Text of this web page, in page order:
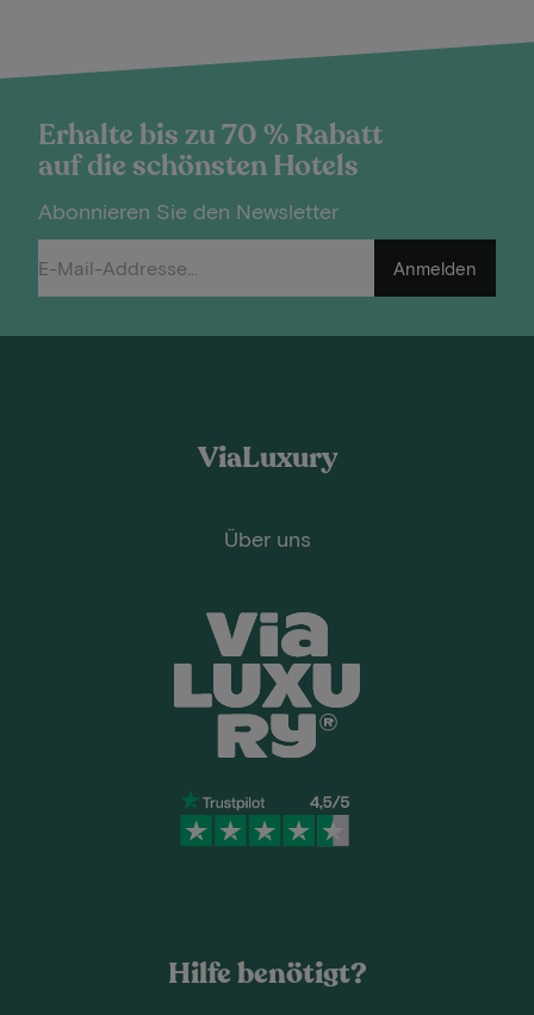
Erhalte bis zu 70 % Rabatt
auf die schönsten Hotels
Abonnieren Sie den Newsletter
Anmelden
ViaLuxury
Über uns
Hilfe benötigt?